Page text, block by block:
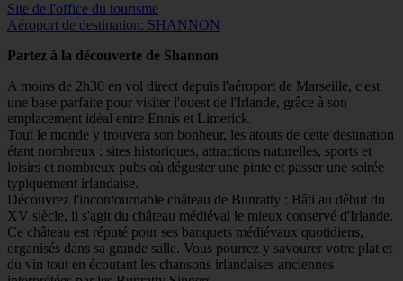
Site de l'office du tourisme
Aéroport de destination: SHANNON
Partez à la découverte de Shannon
A moins de 2h30 en vol direct depuis l'aéroport de Marseille, c'est
une base parfaite pour visiter l'ouest de l'Irlande, grâce à son
emplacement idéal entre Ennis et Limerick.
Tout le monde y trouvera son bonheur, les atouts de cette destination
étant nombreux : sites historiques, attractions naturelles, sports et
loisirs et nombreux pubs où déguster une pinte et passer une soirée
typiquement irlandaise.
Découvrez l'incontournable château de Bunratty : Bâti au début du
XV siècle, il s'agit du château médiéval le mieux conservé d'Irlande.
Ce château est réputé pour ses banquets médiévaux quotidiens,
organisés dans sa grande salle. Vous pourrez y savourer votre plat et
du vin tout en écoutant les chansons irlandaises anciennes